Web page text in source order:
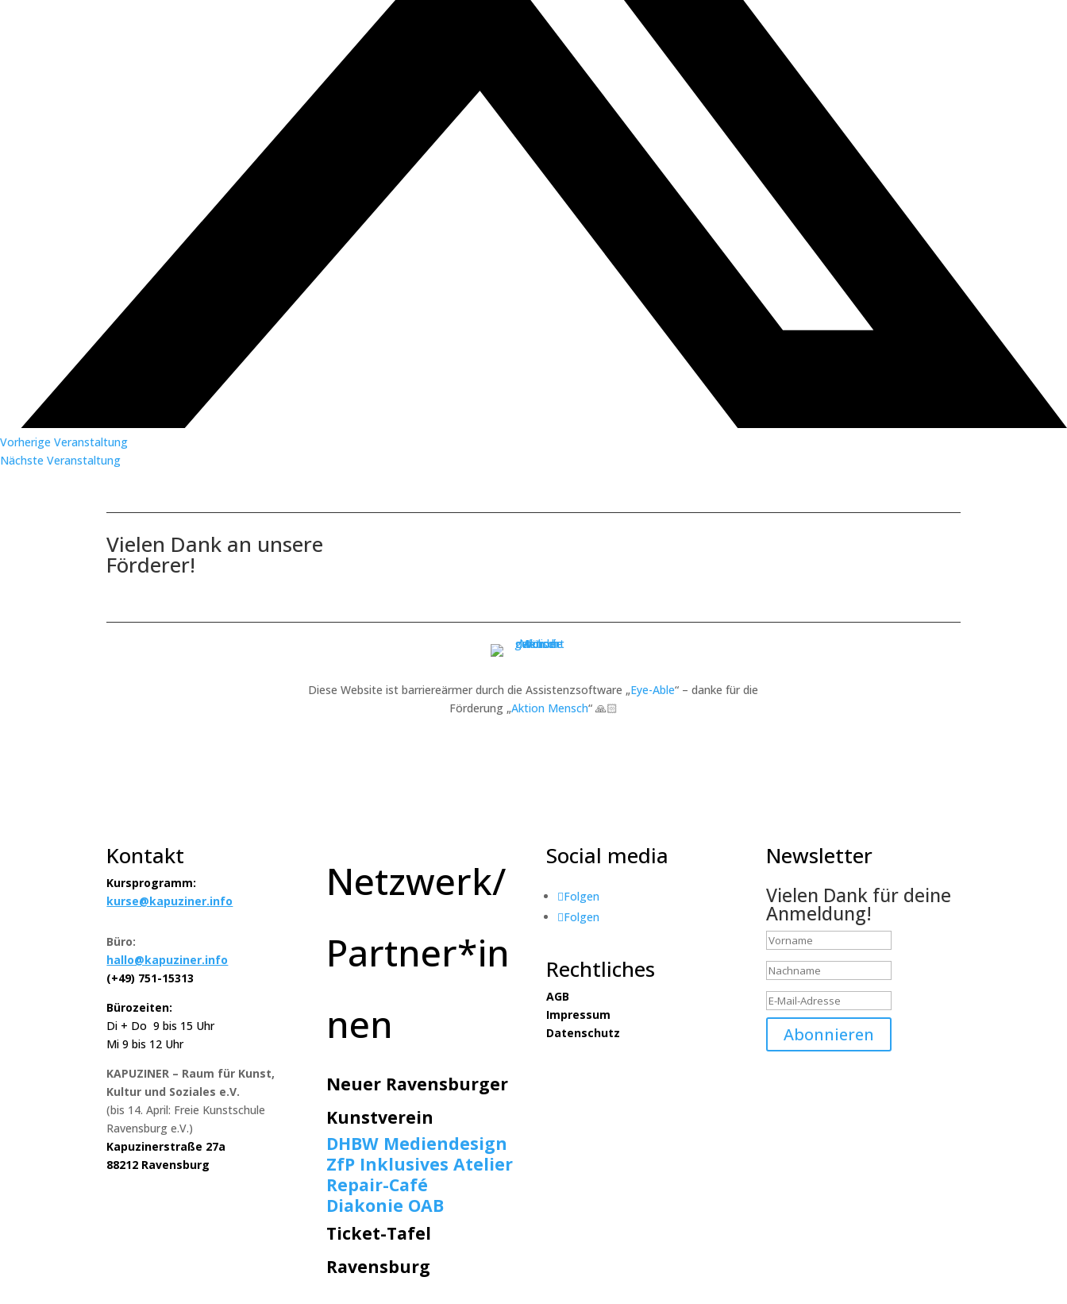
Vorherige Veranstaltung
Nächste Veranstaltung
Vielen Dank an unsere
Förderer!
Diese Website ist barriereärmer durch die Assistenzsoftware „Eye-Able“ – danke für die
Förderung „Aktion Mensch“ 🙏🏻
Kontakt
Kursprogramm:
kurse@kapuziner.info
Büro:
hallo@kapuziner.info
(+49) 751-15313
Bürozeiten:
Di + Do 9 bis 15 Uhr
Mi 9 bis 12 Uhr
KAPUZINER – Raum für Kunst,
Kultur und Soziales e.V.
(bis 14. April: Freie Kunstschule
Ravensburg e.V.)
Kapuzinerstraße 27a
88212 Ravensburg
Netzwerk/
Partner*in
nen
Neuer Ravensburger
Kunstverein
DHBW Mediendesign
ZfP Inklusives Atelier
Repair-Café
Diakonie OAB
Ticket-Tafel
Ravensburg
Social media
Folgen
Folgen
Rechtliches
AGB
Impressum
Datenschutz
Newsletter
Vielen Dank für deine
Anmeldung!
Abonnieren